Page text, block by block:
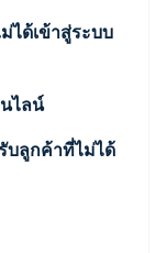
ได้เข้าสู่ระบบ
ไลน์
บลูกค้าที่ไม่ได้